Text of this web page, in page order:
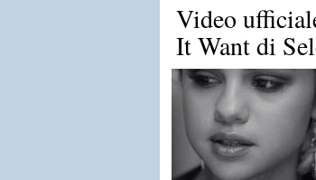
Video
It Want di